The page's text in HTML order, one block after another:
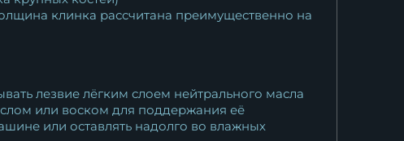
клинка рассчитана преимущественно на
лезвие лёгким слоем нейтрального масла
или воском для поддержания её
или оставлять надолго во влажных